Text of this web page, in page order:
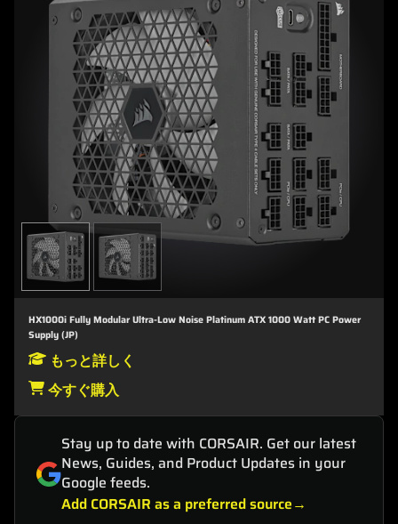
HX1000i Fully Modular Ultra-Low Noise Platinum ATX 1000 Watt PC Power
Supply (JP)
もっと詳しく
今すぐ購入
Stay up to date with CORSAIR. Get our latest
News, Guides, and Product Updates in your
Google feeds.
Add CORSAIR as a preferred source